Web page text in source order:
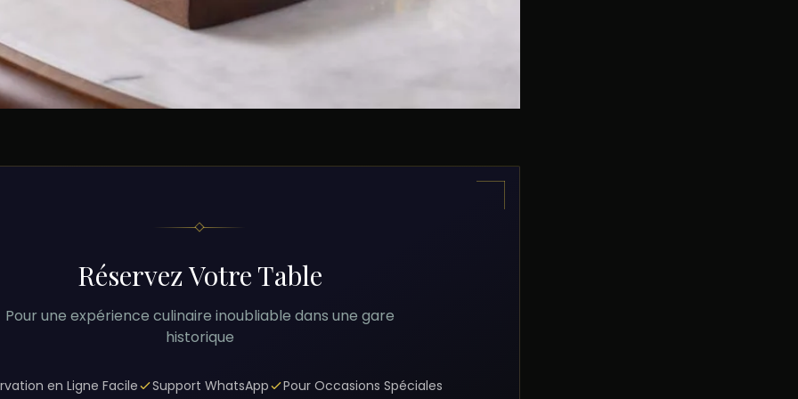
Réservez Votre Table
Pour une expérience culinaire inoubliable dans une gare
historique
en Ligne Facile Support WhatsApp Pour Occasions Spéciales